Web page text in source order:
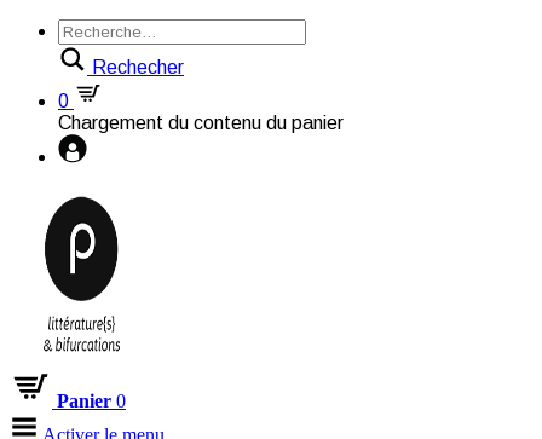
Rechecher
0
Chargement du contenu du panier
Panier 0
Activer le menu